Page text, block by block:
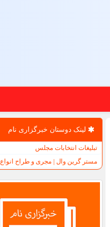
لینک دوستان خبرگزاری نام
تبلیغات انتخابات مجلس
مستر گرین وال | مجری و طراح انواع